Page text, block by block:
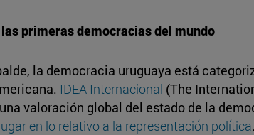
las primeras democracias del mundo
la democracia uruguaya está
IDEA Internacional (The
valoración global del estado de la
en lo relativo a la representación política.